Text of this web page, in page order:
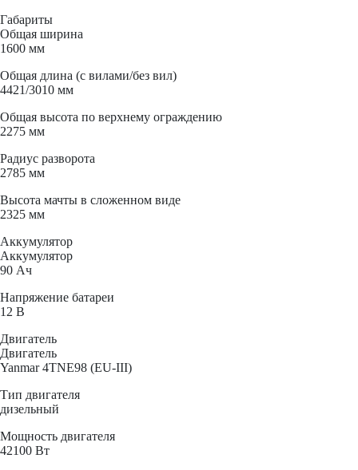
Габариты
Общая ширина
1600 мм
Общая длина (с вилами/без вил)
4421/3010 мм
Общая высота по верхнему ограждению
2275 мм
Радиус разворота
2785 мм
Высота мачты в сложенном виде
2325 мм
Аккумулятор
Аккумулятор
90 Ач
Напряжение батареи
12 B
Двигатель
Двигатель
Yanmar 4TNE98 (EU-III)
Тип двигателя
дизельный
Мощность двигателя
42100 Вт